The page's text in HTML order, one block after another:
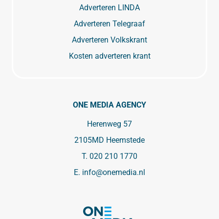
Adverteren LINDA
Adverteren Telegraaf
Adverteren Volkskrant
Kosten adverteren krant
ONE MEDIA AGENCY
Herenweg 57
2105MD Heemstede
T. 020 210 1770
E. info@onemedia.nl